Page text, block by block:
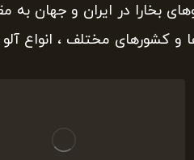
بخارا در ایران و جهان به
و کشورهای مختلف ، انواع